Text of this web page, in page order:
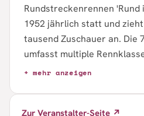
Rundstreckenrennen
1952 jährlich statt und
tausend Zuschauer an. Die
umfasst multiple
(300m bis 3km) bis zu Elite-
+ mehr anzeigen
Zur Veranstalter-Seite ↗